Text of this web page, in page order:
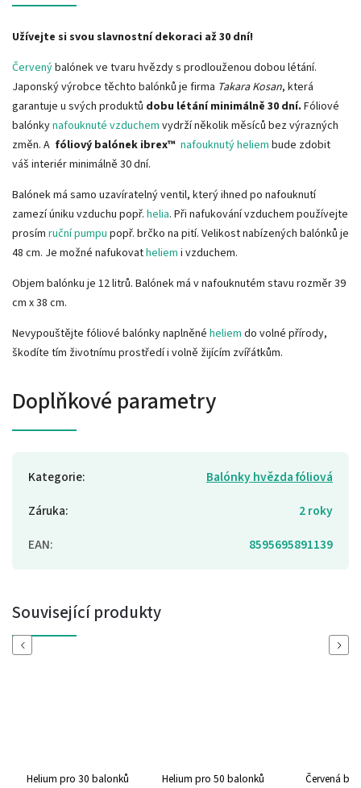
Užívejte si svou slavnostní dekoraci až 30 dní!
Červenýbalónek ve tvaru hvězdy s prodlouženou dobou létání.
Japonský výrobce těchto balónků je firma Takara Kosan, která
garantuje u svých produktů dobu létání minimálně 30 dní. Fóliové
balónkynafouknuté vzduchem vydrží několik měsíců bez výrazných
změn. A fóliový balónek ibrex™ nafouknutý heliem bude zdobit
váš interiér minimálně 30 dní.
Balónek má samo uzavíratelný ventil, který ihned po nafouknutí
zamezí úniku vzduchu popř. helia. Při nafukování vzduchem používejte
prosím ruční pumpu popř. brčko na pití. Velikost nabízených balónků je
48 cm. Je možné nafukovatheliem i vzduchem.
Objem balónku je 12 litrů. Balónek má v nafouknutém stavu rozměr 39
cm x 38 cm.
Nevypouštějte fóliové balónky naplněné heliem do volné přírody,
škodíte tím životnímu prostředí i volně žijícím zvířátkům.
Doplňkové parametry
Kategorie:
Balónky hvězda fóliová
Záruka:
2 roky
EAN: 8595695891139
Související produkty
Previous
Helium pro 30 balonků Helium pro 50 balonků
Červená
Next